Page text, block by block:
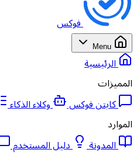
فوكس
Menu
الرئيسية
المميزات
كابتن فوكس
وكلاء الذكاء
الموارد
المدونة
دليل المستخدم